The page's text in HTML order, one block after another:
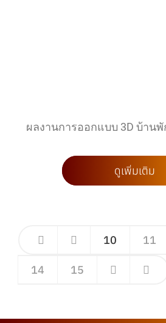
ผลงานการออกแบบ 3D บ้านพั
ดูเพิ่มเติม
10 11
14 15